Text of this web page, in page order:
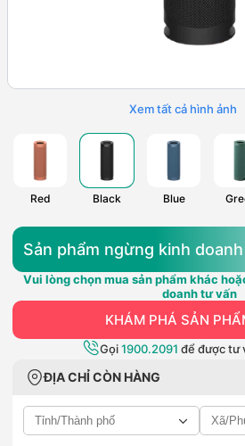
Xem tất cả hình ảnh
Red Black Blue
Sản phẩm ngừng kinh doanh
Vui lòng chọn mua sản phẩm khác
doanh tư vấn
KHÁM PHÁ SẢN
Gọi1900.2091 để được tư
ĐỊA CHỈ CÒN HÀNG